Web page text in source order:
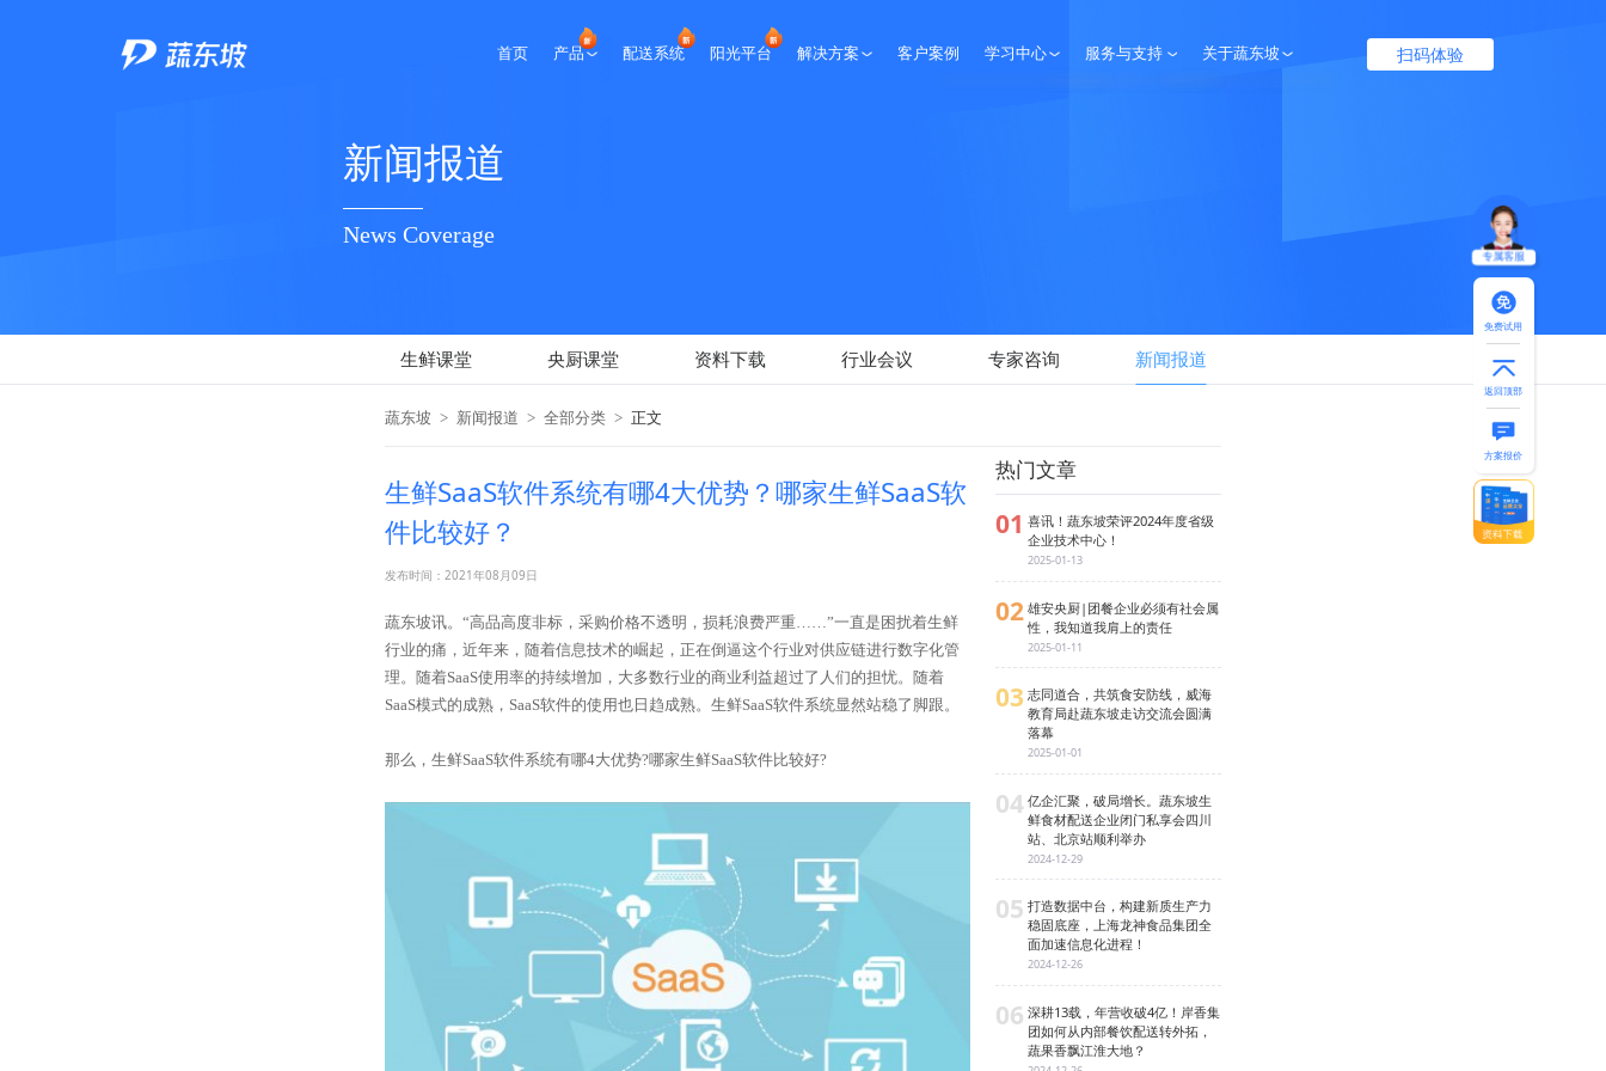
首页 产品 配送系统 阳光平台 解决方案 客户案例 学习中心 服务与支持 关于蔬东坡 扫码体验
新闻报道
News Coverage
生鲜课堂 央厨课堂 资料下载 行业会议 专家咨询 新闻报道
蔬东坡 > 新闻报道 > 全部分类 > 正文
生鲜SaaS软件系统有哪4大优势？哪家生鲜SaaS软
件比较好？
发布时间：2021年08月09日
蔬东坡讯。“高品高度非标，采购价格不透明，损耗浪费严重……”一直是困扰着生鲜
行业的痛，近年来，随着信息技术的崛起，正在倒逼这个行业对供应链进行数字化管
理。随着SaaS使用率的持续增加，大多数行业的商业利益超过了人们的担忧。随着
SaaS模式的成熟，SaaS软件的使用也日趋成熟。生鲜SaaS软件系统显然站稳了脚跟。
那么，生鲜SaaS软件系统有哪4大优势?哪家生鲜SaaS软件比较好?
热门文章
01 喜讯！蔬东坡荣评2024年度省级
企业技术中心！
2025-01-13
02 雄安央厨|团餐企业必须有社会属
性，我知道我肩上的责任
2025-01-11
03 志同道合，共筑食安防线，威海
教育局赴蔬东坡走访交流会圆满
落幕
2025-01-01
04 亿企汇聚，破局增长。蔬东坡生
鲜食材配送企业闭门私享会四川
站、北京站顺利举办
2024-12-29
05 打造数据中台，构建新质生产力
稳固底座，上海龙神食品集团全
面加速信息化进程！
2024-12-26
06 深耕13载，年营收破4亿！岸香集
团如何从内部餐饮配送转外拓，
蔬果香飘江淮大地？
专属客服
免费试用
返回顶部
方案报价